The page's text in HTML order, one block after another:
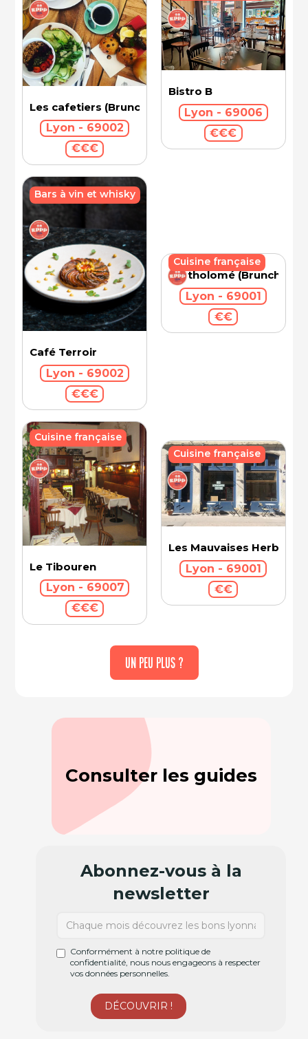
Les cafetiers (Brunch)
Lyon - 69002
€€€
Bistro B
Lyon - 69006
€€€
Café Terroir
Lyon - 69002
€€€
Bars à vin et whisky
Bartholomé (Brunch)
Lyon - 69001
€€
Cuisine française
Le Tibouren
Lyon - 69007
€€€
Cuisine française
Les Mauvaises Herbes
Lyon - 69001
€€
Cuisine française
UN PEU PLUS ?
Consulter les guides
Abonnez-vous à la
newsletter
Conformément à notre politique de
confidentialité, nous nous engageons à respecter
vos données personnelles.